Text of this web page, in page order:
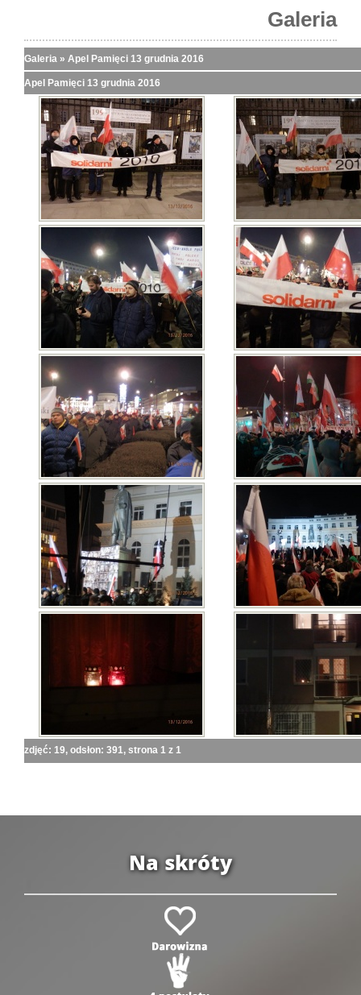
Galeria
Galeria » Apel Pamięci 13 grudnia 2016
Apel Pamięci 13 grudnia 2016
zdjęć: 19, odsłon: 391, strona 1 z 1
Na skróty